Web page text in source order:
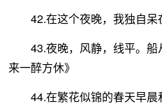
42.在这个夜晚，我独自
43.夜晚，风静，线平。
来一醉方休》
44.在繁花似锦的春天早